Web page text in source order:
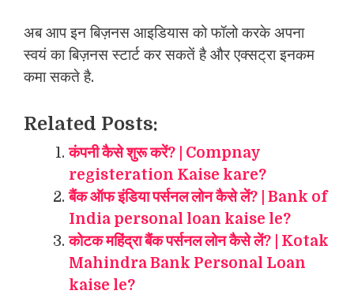
अब आप इन बिज़नस आइडियास को फॉलो करके अपना
स्वयं का बिज़नस स्टार्ट कर सकतें है और एक्सट्रा इनकम
कमा सकते है.
Related Posts:
कंपनी कैसे शुरू करें? | Compnay
registeration Kaise kare?
बैंक ऑफ इंडिया पर्सनल लोन कैसे लें? | Bank of
India personal loan kaise le?
कोटक महिंद्रा बैंक पर्सनल लोन कैसे लें? | Kotak
Mahindra Bank Personal Loan
kaise le?